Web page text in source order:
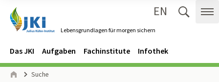
Lebensgrundlagen für morgen sichern
EN
Navigation
Hauptmenü
Das JKI Aufgaben Fachinstitute Infothek
Seitenpfad
Suche